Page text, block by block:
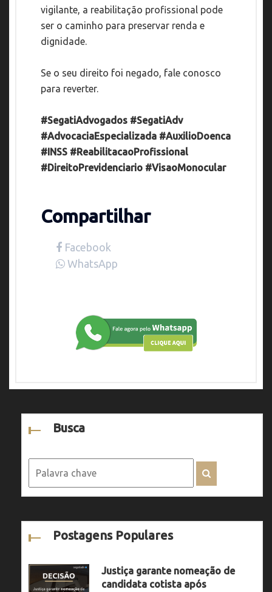
vigilante, a reabilitação profissional pode
ser o caminho para preservar renda e
dignidade.
Se o seu direito foi negado, fale conosco
para reverter.
#SegatiAdvogados #SegatiAdv
#AdvocaciaEspecializada #AuxilioDoenca
#INSS #ReabilitacaoProfissional
#DireitoPrevidenciario #VisaoMonocular
Compartilhar
Facebook
WhatsApp
Busca
Postagens Populares
Justiça garante nomeação de
candidata cotista após